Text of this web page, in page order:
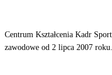
Centrum Kształcenia Kadr
zawodowe od 2 lipca 2007 roku.